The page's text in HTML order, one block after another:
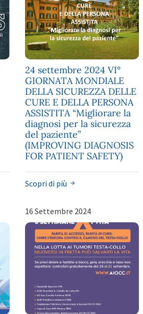
24 settembre 2024 VI°
GIORNATA MONDIALE
DELLA SICUREZZA DELLE
CURE E DELLA PERSONA
ASSISTITA “Migliorare la
diagnosi per la sicurezza
del paziente”
(IMPROVING DIAGNOSIS
FOR PATIENT SAFETY)
Scopri di più
16 Settembre 2024